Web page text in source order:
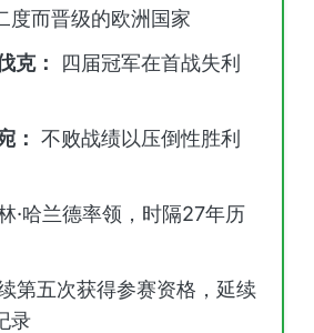
度而晋级的欧洲国家
克：
四届冠军在首战失利
： 不败战绩以压倒性胜利
·哈兰德率领，时隔27年历
第五次获得参赛资格，延续
录